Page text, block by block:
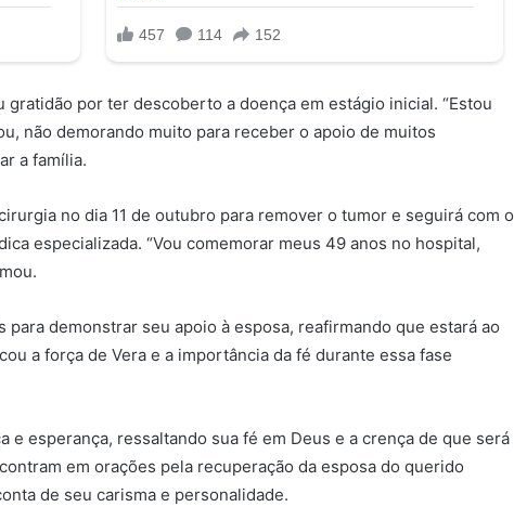
por ter descoberto a doença em estágio inicial. “Estou
não demorando muito para receber o apoio de muitos
a família.
no dia 11 de outubro para remover o tumor e seguirá com o
especializada. “Vou comemorar meus 49 anos no hospital,
demonstrar seu apoio à esposa, reafirmando que estará ao
a força de Vera e a importância da fé durante essa fase
e esperança, ressaltando sua fé em Deus e a crença de que será
em orações pela recuperação da esposa do querido
de seu carisma e personalidade.